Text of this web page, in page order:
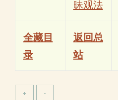
昧观法
全藏目
录
返回总
站